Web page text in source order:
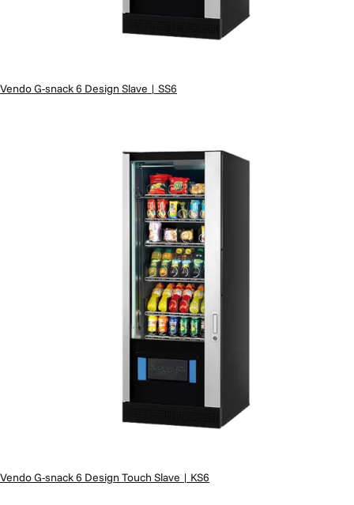
Vendo G-snack 6 Design Slave | SS6
Vendo G-snack 6 Design Touch Slave | KS6